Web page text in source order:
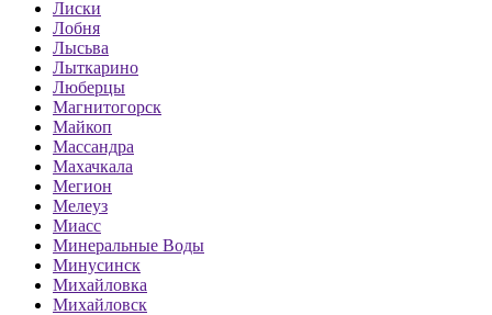
Лиски
Лобня
Лысьва
Лыткарино
Люберцы
Магнитогорск
Майкоп
Массандра
Махачкала
Мегион
Мелеуз
Миасс
Минеральные Воды
Минусинск
Михайловка
Михайловск